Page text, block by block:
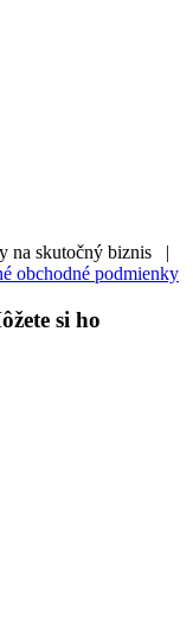
na skutočný biznis |
obchodné podmienky
si ho